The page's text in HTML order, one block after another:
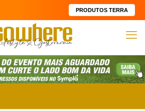
PRODUTOS TERRA